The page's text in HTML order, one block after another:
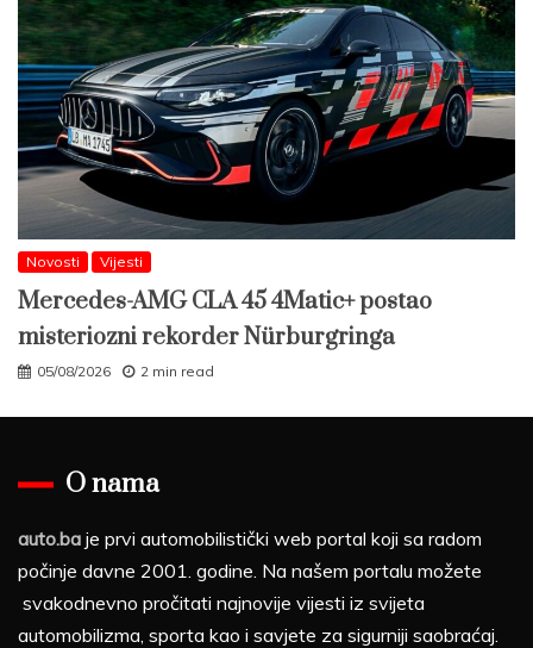
Novosti Vijesti
Mercedes-AMG CLA 45 4Matic+ postao
misteriozni rekorder Nürburgringa
05/08/2026 2 min read
O nama
auto.ba je prvi automobilistički web portal koji sa radom
počinje davne 2001. godine. Na našem portalu možete
svakodnevno pročitati najnovije vijesti iz svijeta
automobilizma, sporta kao i savjete za sigurniji saobraćaj.